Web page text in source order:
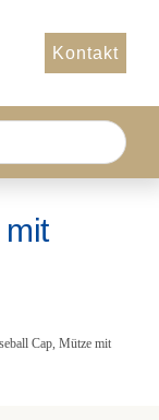
Kontakt
Cap, Mütze mit